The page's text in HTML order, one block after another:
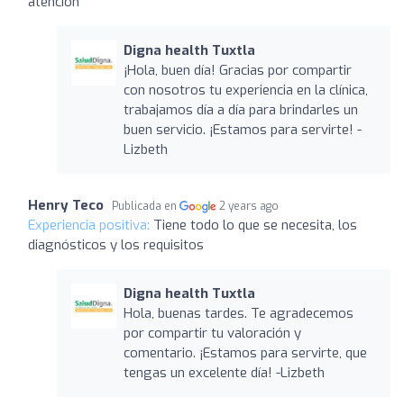
Digna health Tuxtla
¡Hola, buen día! Gracias por compartir
con nosotros tu experiencia en la clínica,
trabajamos día a día para brindarles un
buen servicio. ¡Estamos para servirte! -
Lizbeth
Henry Teco Publicada en 2 years ago
Experiencia positiva: Tiene todo lo que se necesita, los
diagnósticos y los requisitos
Digna health Tuxtla
Hola, buenas tardes. Te agradecemos
por compartir tu valoración y
comentario. ¡Estamos para servirte, que
tengas un excelente día! -Lizbeth